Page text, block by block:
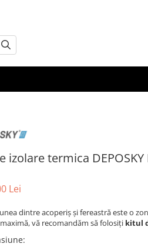
izolare termica DEPOSKY
Lei
dintre acoperiş şi fereastră este o
vă recomandăm să folosiţi kitul
: